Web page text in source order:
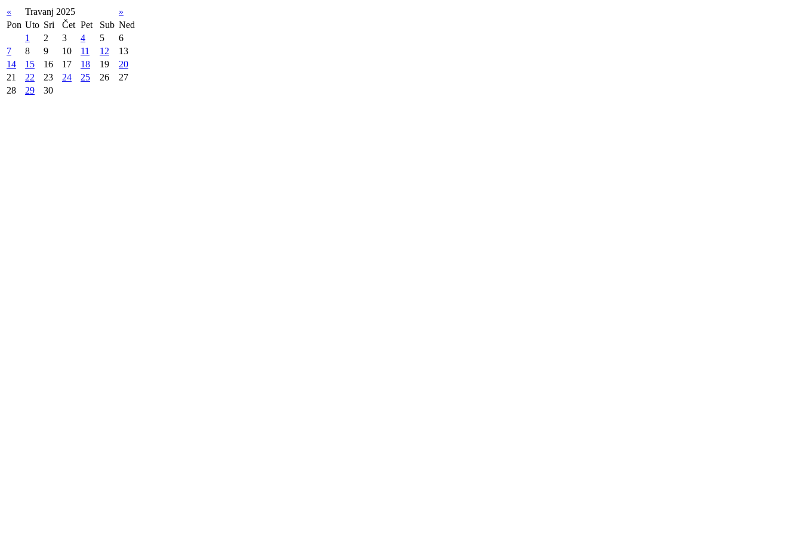
« Travanj 2025
»
Pon Uto Sri Čet Pet Sub Ned
1
2 3 4 5
6
7
8 9 10 11 12
13
14
15 16 17 18 19
20
21
22 23 24 25 26
27
28
29 30